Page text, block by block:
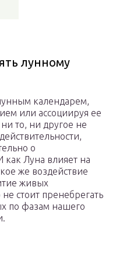
лунному
календарем,
или ассоциируя ее
то, ни другое не
о
как Луна влияет на
же воздействие
живых
стоит пренебрегать
по фазам нашего